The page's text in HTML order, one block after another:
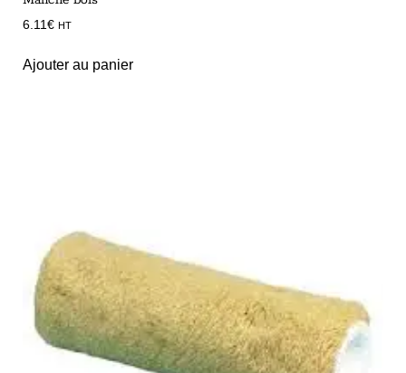
6.11 € HT
Ajouter au panier